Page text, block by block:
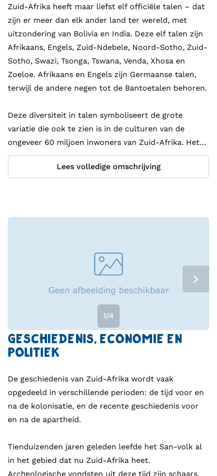
Zuid-Afrika heeft maar liefst elf officiële talen – dat
zijn er meer dan elk ander land ter wereld, met
uitzondering van Bolivia en India. Deze elf talen zijn
Afrikaans, Engels, Zuid-Ndebele, Noord-Sotho, Zuid-
Sotho, Swazi, Tsonga, Tswana, Venda, Xhosa en
Zoeloe. Afrikaans en Engels zijn Germaanse talen,
terwijl de andere negen tot de Bantoetalen behoren.
Deze diversiteit in talen symboliseert de grote
variatie die ook te zien is in de culturen van de
ongeveer 60 miljoen inwoners van Zuid-Afrika. Het
land staat bekend om de vele etnische groepen die
er samenleven – Nelson Mandela verwees naar zijn
alle politieke en economische macht in handen
gehad, waardoor de economische verschillen tussen
etnische groepen nog altijd groot zijn.
De cultuur van Zuid-Afrika is een mix van invloeden
uit alle hoeken van de wereld, gemengd met
inheemse culturen van het gebied. In het dagelijks
leven wordt over het algemeen veel genoten van het
samenzijn met vrienden en familie, muziek en de
rijk is. Een glas wijn van een van de wijnstreken uit
het land en een braai, een Zuid-Afrikaanse barbecue,
mogen natuurlijk niet ontbreken!
altijd levendig in Zuid-Afrika. In grotten verspreid
over het land zijn kunstobjecten en schilderingen
Lees volledige omschrijving
GESCHIEDENIS, ECONOMIE EN
POLITIEK
De geschiedenis van Zuid-Afrika wordt vaak
opgedeeld in verschillende perioden: de tijd voor en
na de kolonisatie, en de recente geschiedenis voor
en na de apartheid.
Tienduizenden jaren geleden leefde het San-volk al
in het gebied dat nu Zuid-Afrika heet.
Archeologische vondsten uit deze tijd zijn schaars,
1/4